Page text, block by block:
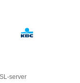
server